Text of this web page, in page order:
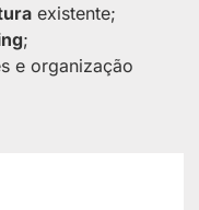
existente;
;
e organização